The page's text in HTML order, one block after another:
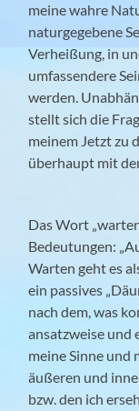
meine wahre
naturgegebene
Verheißung, in
umfassendere
werden.
stellt sich die
meinem Jetzt zu
überhaupt mit
Das Wort
Bedeutungen:
Warten geht es
ein passives
nach dem, was
ansatzweise und
meine Sinne und
äußeren und
bzw. den ich